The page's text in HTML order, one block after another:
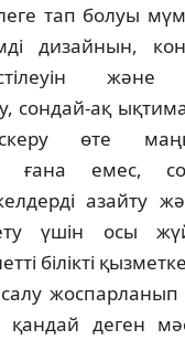
тап болуы
ди­зай­нын,
жә­не
сондай-ақ
өте
ғана емес,
азай­ту
үшін осы
білікті
жоспарланып
қандай деген